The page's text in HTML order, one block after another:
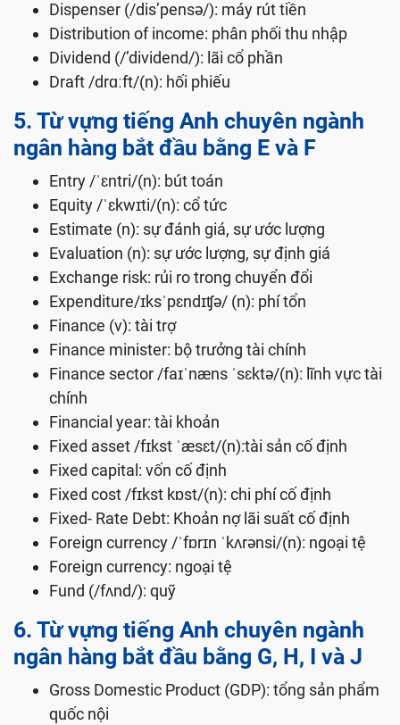
Dispenser (/dis’pensə/): máy rút tiền
Distribution of income: phân phối thu nhập
Dividend (/’dividend/): lãi cổ phần
Draft /drɑːft/(n): hối phiếu
5. Từ vựng tiếng Anh chuyên ngành
ngân hàng bắt đầu bằng E và F
Entry /ˈɛntri/(n): bút toán
Equity /ˈɛkwɪti/(n): cổ tức
Estimate (n): sự đánh giá, sự ước lượng
Evaluation (n): sự ước lượng, sự định giá
Exchange risk: rủi ro trong chuyển đổi
Expenditure/ɪksˈpɛndɪʧə/ (n): phí tổn
Finance (v): tài trợ
Finance minister: bộ trưởng tài chính
Finance sector /faɪˈnæns ˈsɛktə/(n): lĩnh vực tài
chính
Financial year: tài khoản
Fixed asset /fɪkst ˈæsɛt/(n):tài sản cố định
Fixed capital: vốn cố định
Fixed cost /fɪkst kɒst/(n): chi phí cố định
Fixed- Rate Debt: Khoản nợ lãi suất cố định
Foreign currency /ˈfɒrɪn ˈkʌrənsi/(n): ngoại tệ
Foreign currency: ngoại tệ
Fund (/fʌnd/): quỹ
6. Từ vựng tiếng Anh chuyên ngành
ngân hàng bắt đầu bằng G, H, I và J
Gross Domestic Product (GDP): tổng sản phẩm
quốc nội